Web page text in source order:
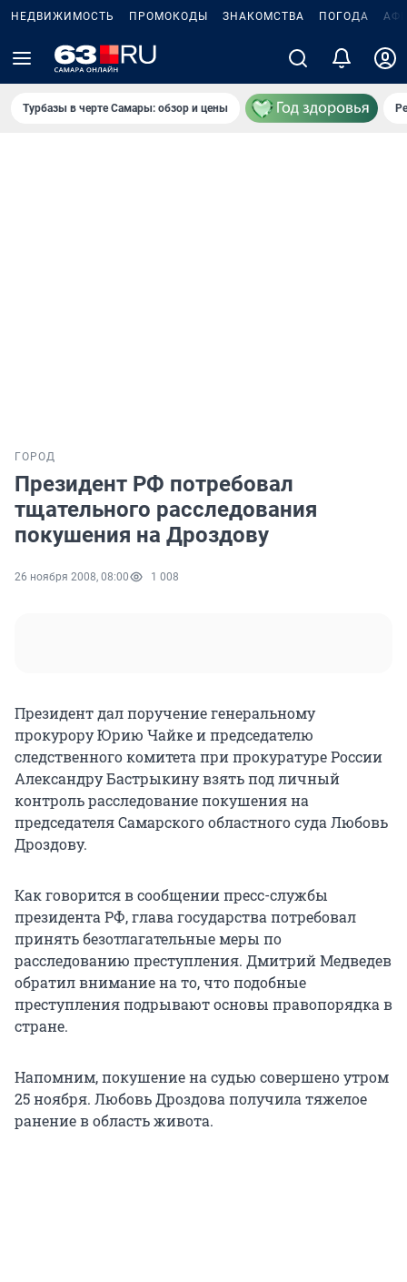
НЕДВИЖИМОСТЬ ПРОМОКОДЫ ЗНАКОМСТВА ПОГОДА
Турбазы в черте Самары: обзор и цены
ГОРОД
Президент РФ потребовал
тщательного расследования
покушения на Дроздову
26 ноября 2008, 08:00 1 008
Президент дал поручение генеральному
прокурору Юрию Чайке и председателю
следственного комитета при прокуратуре России
Александру Бастрыкину взять под личный
контроль расследование покушения на
председателя Самарского областного суда Любовь
Дроздову.
Как говорится в сообщении пресс-службы
президента РФ, глава государства потребовал
принять безотлагательные меры по
расследованию преступления. Дмитрий Медведев
обратил внимание на то, что подобные
преступления подрывают основы правопорядка в
стране.
Напомним, покушение на судью совершено утром
25 ноября. Любовь Дроздова получила тяжелое
ранение в область живота.